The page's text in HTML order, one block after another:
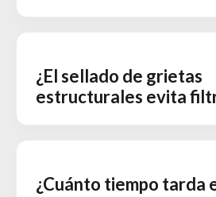
¿El sellado de grietas
estructurales evita
¿Cuánto tiempo tarda